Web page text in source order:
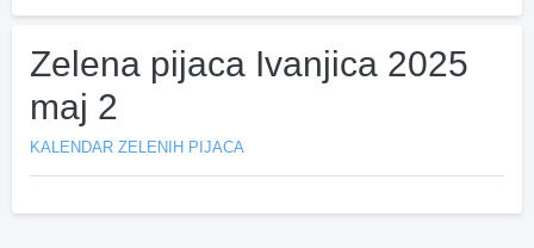
Zelena pijaca Ivanjica 2025
maj 2
KALENDAR ZELENIH PIJACA